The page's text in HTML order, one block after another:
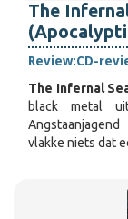
The
Review:CD-
The Infernal
black metal
vlakke niets dat